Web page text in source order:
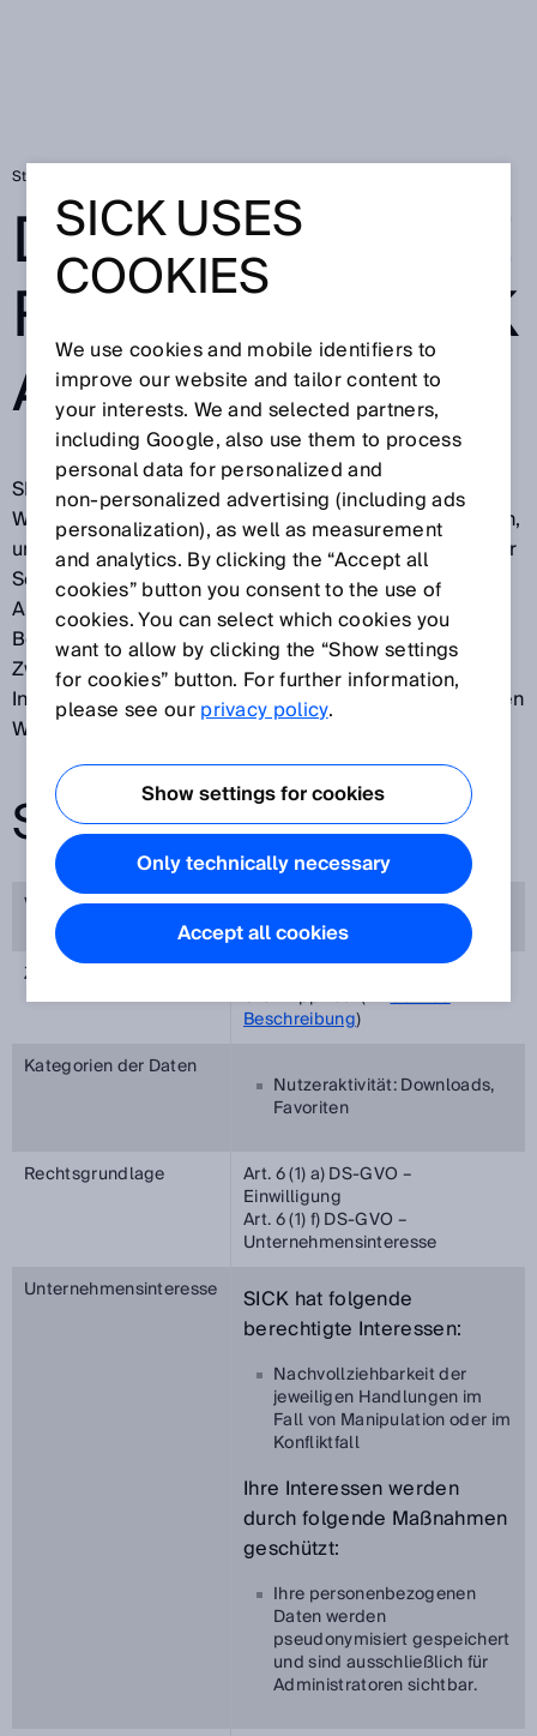
Startseite
DATENSCHUTZE
RKLÄRUNG SICK
APPPOOL
SICK freut sich über Ihren Besuch auf unseren
Webseiten und Ihr Interesse an unseren Unternehmen,
unseren Produkten und unseren Dienstleistungen. Der
Schutz Ihrer Privatsphäre ist uns ein wichtiges
Anliegen und wir möchten, dass Sie sich bei dem
Besuch unserer Webseiten sicher fühlen. Zu diesem
Zweck erläutern wir Ihnen nachfolgend, welche
Informationen wir während Ihres Besuches auf unseren
Webseiten verarbeiten.
SICK APPPOOL
Verantwortlicher SICK AG, Erwin-Sick-Straße 1,
79183 Waldkirch, Germany
Zweck der Verarbeitung
SICK AppPool ( Service
Beschreibung)
Kategorien der Daten
Nutzeraktivität: Downloads,
Favoriten
Rechtsgrundlage Art. 6 (1) a) DS-GVO –
Einwilligung
Art. 6 (1) f) DS-GVO –
Unternehmensinteresse
Unternehmensinteresse
SICK hat folgende
berechtigte Interessen:
Nachvollziehbarkeit der
jeweiligen Handlungen im
Fall von Manipulation oder im
Konfliktfall
Ihre Interessen werden
durch folgende Maßnahmen
geschützt:
Ihre personenbezogenen
Daten werden
pseudonymisiert gespeichert
und sind ausschließlich für
Administratoren sichtbar.
SICK USES
COOKIES
We use cookies and mobile identifiers to
improve our website and tailor content to
your interests. We and selected partners,
including Google, also use them to process
personal data for personalized and
non‑personalized advertising (including ads
personalization), as well as measurement
and analytics. By clicking the “Accept all
cookies” button you consent to the use of
cookies. You can select which cookies you
want to allow by clicking the “Show settings
for cookies” button. For further information,
please see ourprivacy policy.
Show settings for cookies
Only technically necessary
Accept all cookies